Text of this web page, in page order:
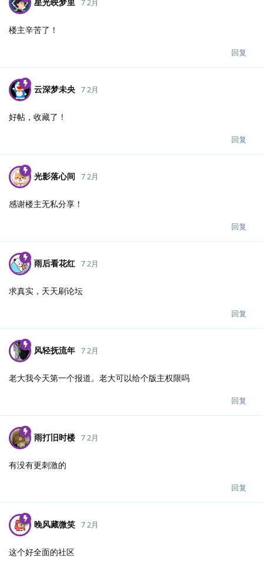
7 2月
楼主辛苦了！
回复
云深梦未央 7 2月
好帖，收藏了！
回复
光影落心间 7 2月
感谢楼主无私分享！
回复
雨后看花红 7 2月
求真实，天天刷论坛
回复
风轻抚流年 7 2月
老大我今天第一个报道。老大可以给个版主权限吗
回复
雨打旧时楼 7 2月
有没有更刺激的
回复
晚风藏微笑 7 2月
这个好全面的社区